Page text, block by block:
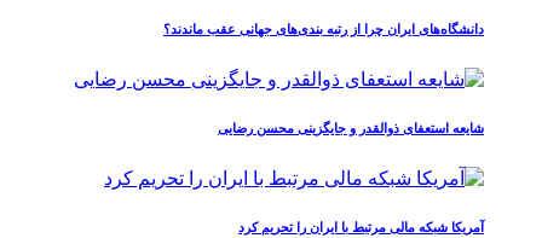
دانشگاه‌های ایران چرا از رتبه‌ بندی‌های جهانی عقب ماندند؟
شایعه استعفای ذوالقدر و جایگزینی محسن رضایی
آمریکا شبکه مالی مرتبط با ایران را تحریم کرد